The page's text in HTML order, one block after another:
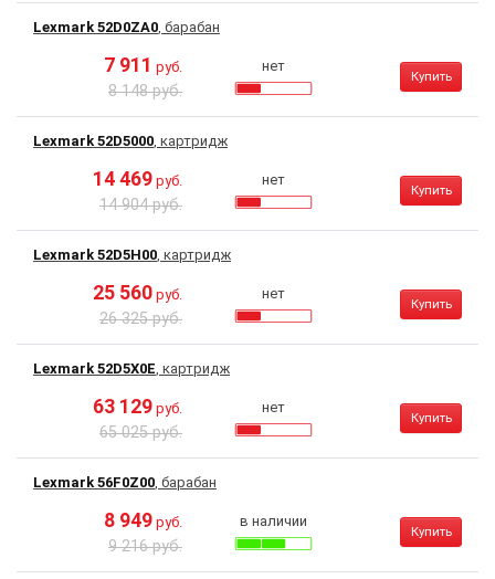
Lexmark 52D0ZA0, барабан
7 911 руб.
8 148 руб.
нет
Купить
Lexmark 52D5000, картридж
14 469 руб.
14 904 руб.
нет
Купить
Lexmark 52D5H00, картридж
25 560 руб.
26 325 руб.
нет
Купить
Lexmark 52D5X0E, картридж
63 129 руб.
65 025 руб.
нет
Купить
Lexmark 56F0Z00, барабан
8 949 руб.
9 216 руб.
в наличии
Купить